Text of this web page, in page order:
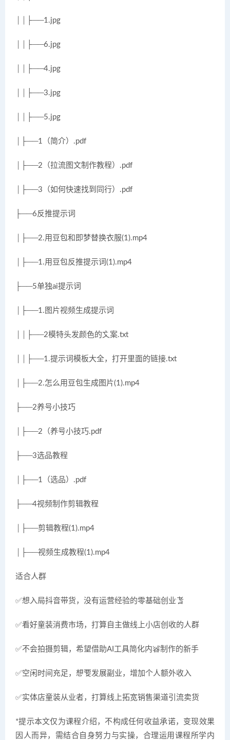
││├──1.jpg
││├──6.jpg
││├──4.jpg
││├──3.jpg
││├──5.jpg
│├──1（简介）.pdf
│├──2（拉流图文制作教程）.pdf
│├──3（如何快速找到同行）.pdf
├──6反推提示词
│├──2.用豆包和即梦替换衣服(1).mp4
│├──1.用豆包反推提示词(1).mp4
├──5单独ai提示词
│├──1.图片视频生成提示词
││├──2模特头发颜色的文案.txt
││├──1.提示词模板大全，打开里面的链接.txt
│├──2.怎么用豆包生成图片(1).mp4
├──2养号小技巧
│├──2（养号小技巧.pdf
├──3选品教程
│├──1（选品）.pdf
├──4视频制作剪辑教程
│├──剪辑教程(1).mp4
│├──视频生成教程(1).mp4
适合人群
✅想入局抖音带货，没有运营经验的零基础创业者
✅看好童装消费市场，打算自主做线上小店创收的人群
✅不会拍摄剪辑，希望借助AI工具简化内容制作的新手
✅空闲时间充足，想要发展副业，增加个人额外收入
✅实体店童装从业者，打算线上拓宽销售渠道引流卖货
*提示本文仅为课程介绍，不构成任何收益承诺，变现效果
因人而异，需结合自身努力与实操，合理运用课程所学内